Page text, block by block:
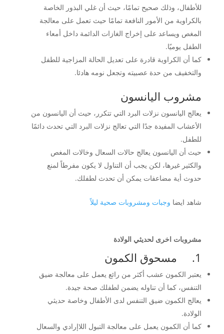
للأطفال، وذلك صحيح تمامًا، حيث أن غلي البذور الخاصة
بالكراوية من الأمور النافعة تمامًا حيث تعمل على معالجة
المغص ويساعد على إخراج الغازات الدائمة داخل أمعاء
الطفل يوميًا.
كما أن الكراوية قادرة على تعديل الحالة المزاجية للطفل
والتخفيف من حدة عصبيته وتجعل نومه هادئا.
مشروب اليانسون
يعالج اليانسون نزلات البرد التي تتكرر، حيث أن اليانسون من
الأعشاب المفيدة جدًا التي تعالج نزلات البرد التي تحدث دائمًا
للطفل.
حيث أن اليانسون يعالج حالات السعال وخالات المغص
والكثير غيرها، لكن يجب أن التناول لا يكون مفرطاً لمنع
حدوث أية مضاعفات يمكن أن تحدث لطفلك.
شاهد ايضا وجبات ومشروبات صحية ليلاً
مشروبات اخرى لحديثي الولادة
1. مسحوق الكمون
يعتبر الكمون عشب أكثر من رائع يعمل على معالجة ضيق
التنفس، كما أن تناوله يضمن لطفلك صحة جيدة.
يعالج الكمون ضيق التنفس لدى الأطفال وخاصة حديثي
الولادة.
كما أن الكمون يعمل على معالجة التبول اللاإرادي والسعال